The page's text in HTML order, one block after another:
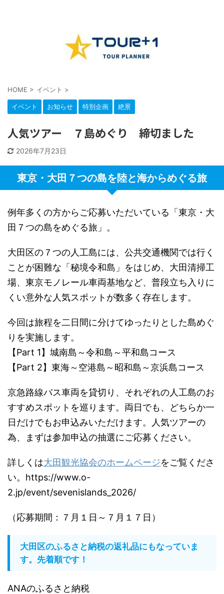
HOME > イベント >
イベント お知らせ 特別企画 絶景
人気ツアー ７島めぐり 締切ました
2026年7月23日
東京・大田７つの島を陸と海からめぐる旅
例年多くの方からご応募いただいている「東京・大
田７つの島をめぐる旅」。
大田区の７つの人工島には、公共交通機関では行く
ことが困難な「秘境令和島」をはじめ、大田清掃工
場、東京モノレール車両基地など、普段立ち入りに
くい意外な人気スポットが数多く存在します。
今回は旅程を二日間に分けてゆったりとした島めぐ
りを実施します。
【Part 1】城南島～令和島～平和島コース
【Part 2】東海～空港島～昭和島～京浜島コース
京急路線バス車両を貸切り、それぞれの人工島のお
すすめスポットを巡ります。両日でも、どちらか一
日だけでもお申込みいただけます。人気ツアーの
為、まずは参加申込の抽選にご応募ください。
詳しくは大田観光協会のホームページをご覧くださ
い。https://www.o-
2.jp/event/sevenislands_2026/
（応募期間：７月１日～７月１７日）
大田区のふるさと納税の返礼品にもなっていま
す。先着順です！
ANAのふるさと納税